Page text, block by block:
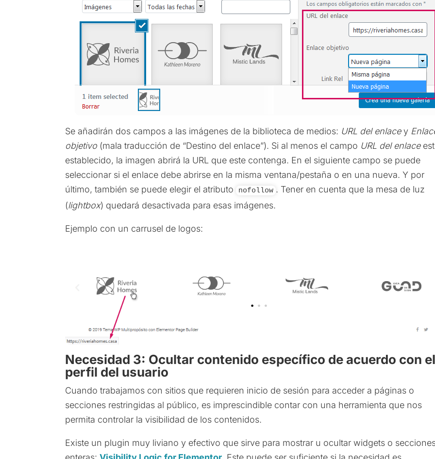
Se añadirán dos campos a las imágenes de la biblioteca de medios: URL del enlacey
objetivo (mala traducción de “Destino del enlace”). Si al menos el campo URL del enlace
establecido, la imagen abrirá la URL que este contenga. En el siguiente campo se puede
seleccionar si el enlace debe abrirse en la misma ventana/pestaña o en una nueva. Y por
último, también se puede elegir el atributo
nofollow . Tener en cuenta que la mesa de luz
(lightbox) quedará desactivada para esas imágenes.
Ejemplo con un carrusel de logos:
Necesidad 3: Ocultar contenido específico de acuerdo con
perfil del usuario
Cuando trabajamos con sitios que requieren inicio de sesión para acceder a páginas o
secciones restringidas al público, es imprescindible contar con una herramienta que nos
permita controlar la visibilidad de los contenidos.
Existe un plugin muy liviano y efectivo que sirve para mostrar u ocultar widgets o